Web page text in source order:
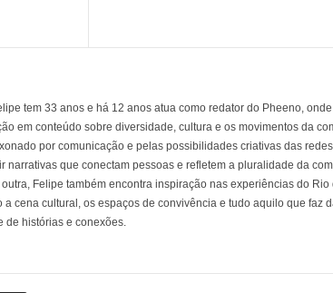
tem 33 anos e há 12 anos atua como redator do Pheeno, onde
em conteúdo sobre diversidade, cultura e os movimentos da
por comunicação e pelas possibilidades criativas das
narrativas que conectam pessoas e refletem a pluralidade da
Felipe também encontra inspiração nas experiências do Rio
a cena cultural, os espaços de convivência e tudo aquilo que faz
de histórias e conexões.